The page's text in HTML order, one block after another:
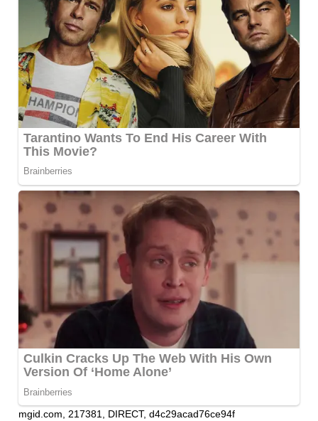
mgid.com, 217381, DIRECT, d4c29acad76ce94f